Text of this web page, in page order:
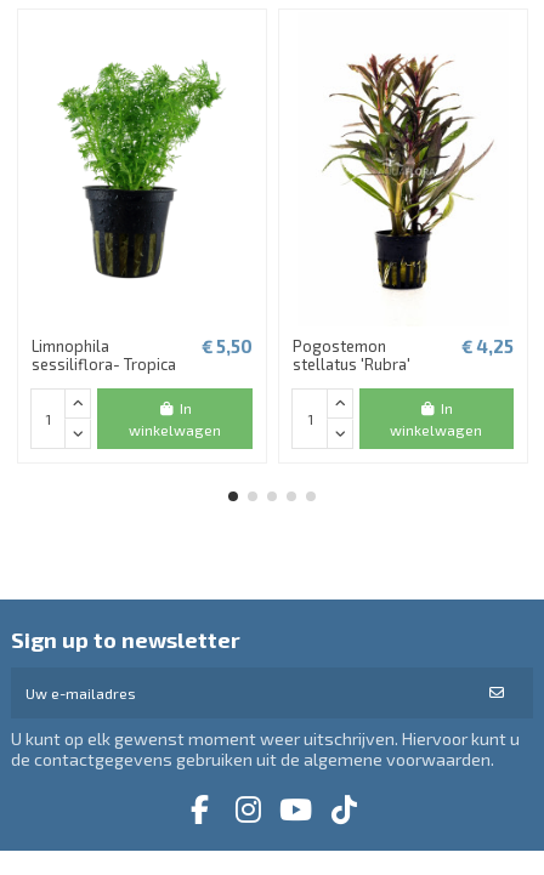
Limnophila
sessiliflora- Tropica
€ 5,50
In
winkelwagen
Pogostemon
stellatus 'Rubra'
€ 4,25
In
winkelwagen
Sign up to newsletter
U kunt op elk gewenst moment weer uitschrijven. Hiervoor kunt u
de contactgegevens gebruiken uit de algemene voorwaarden.